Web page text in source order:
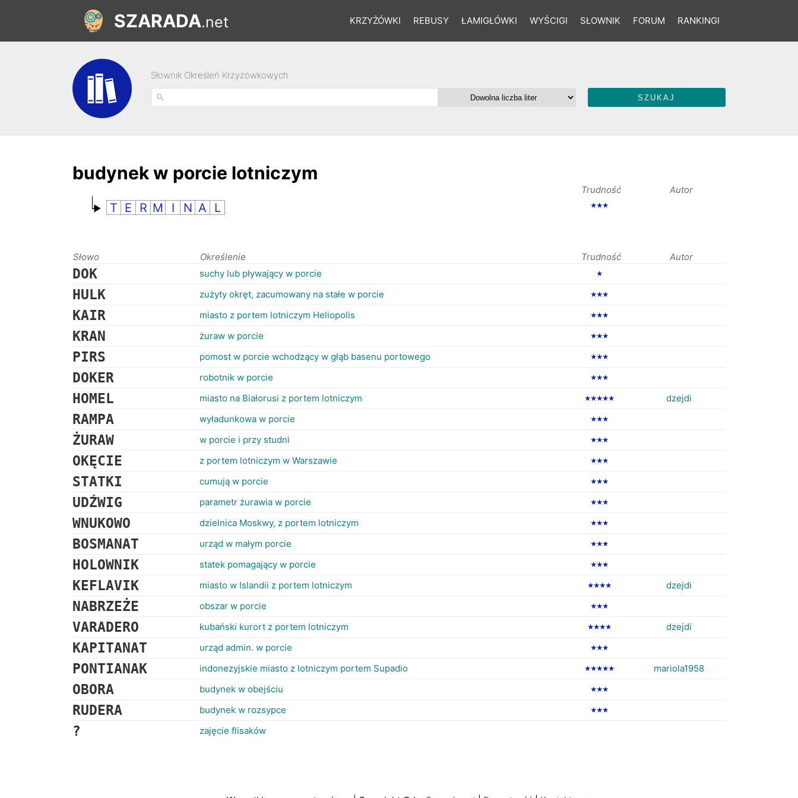
KRZYŻÓWKI REBUSY ŁAMIGŁÓWKI WYŚCIGI SŁOWNIK FORUM RANKINGI
SZARADA.net
Słownik Określeń Krzyżówkowych
budynek w porcie lotniczym
Trudność Autor
T E R M I N A L ★★★
Słowo Określenie Trudność Autor
DOK suchy lub pływający w porcie ★
HULK zużyty okręt, zacumowany na stałe w porcie ★★★
KAIR miasto z portem lotniczym Heliopolis ★★★
KRAN żuraw w porcie ★★★
PIRS pomost w porcie wchodzący w głąb basenu portowego ★★★
DOKER robotnik w porcie ★★★
HOMEL miasto na Białorusi z portem lotniczym ★★★★★ dzejdi
RAMPA wyładunkowa w porcie ★★★
ŻURAW w porcie i przy studni ★★★
OKĘCIE z portem lotniczym w Warszawie ★★★
STATKI cumują w porcie ★★★
UDŹWIG parametr żurawia w porcie ★★★
WNUKOWO dzielnica Moskwy, z portem lotniczym ★★★
BOSMANAT urząd w małym porcie ★★★
HOLOWNIK statek pomagający w porcie ★★★
KEFLAVIK miasto w Islandii z portem lotniczym ★★★★ dzejdi
NABRZEŻE obszar w porcie ★★★
VARADERO kubański kurort z portem lotniczym ★★★★ dzejdi
KAPITANAT urząd admin. w porcie ★★★
PONTIANAK indonezyjskie miasto z lotniczym portem Supadio ★★★★★ mariola1958
OBORA budynek w obejściu ★★★
RUDERA budynek w rozsypce ★★★
? zajęcie flisaków